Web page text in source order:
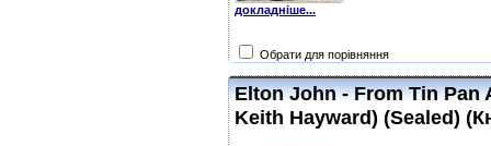
докладніше...
Обрати для порівняння
Elton John - From Tin Pan
Keith Hayward) (Sealed)